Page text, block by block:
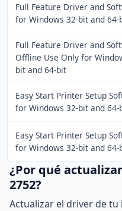
Full Feature Driver and
for Windows 32-bit and 64-
Full Feature Driver and
Offline Use Only for
bit and 64-bit
Easy Start Printer Setup
for Windows 32-bit and 64-
Easy Start Printer Setup
for Windows 32-bit and 64-
¿Por qué
2752?
Actualizar el driver de tu